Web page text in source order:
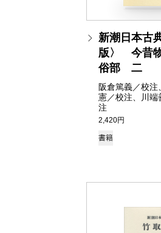
新潮日本古
版〉 今昔
俗部 二
阪倉篤義／校注
憲／校注、川端
注
2,420円
書籍